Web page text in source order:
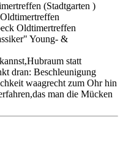
(Stadtgarten )
Oldtimertreffen
Young- &
statt
dran: Beschleunigung
waagrecht zum Ohr hin
man die Mücken